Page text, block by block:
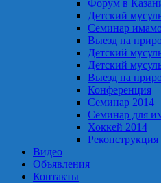
Форум в
Детский
Семинар
Выезд на
Детский
Детский
Выезд на
Конференция
Семинар 2014
Семинар для
Хоккей 2014
Видео
Объявления
Контакты